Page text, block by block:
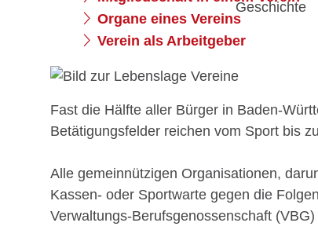
Geschichte
Organe eines Vereins
Verein als Arbeitgeber
Fast die Hälfte aller Bürger in Baden-
Betätigungsfelder reichen vom Sport bis
Alle gemeinnützigen Organisationen,
Kassen- oder Sportwarte gegen die
Verwaltungs-Berufsgenossenschaft